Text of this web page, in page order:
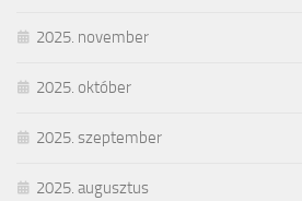
2025. november
2025. október
2025. szeptember
2025. augusztus